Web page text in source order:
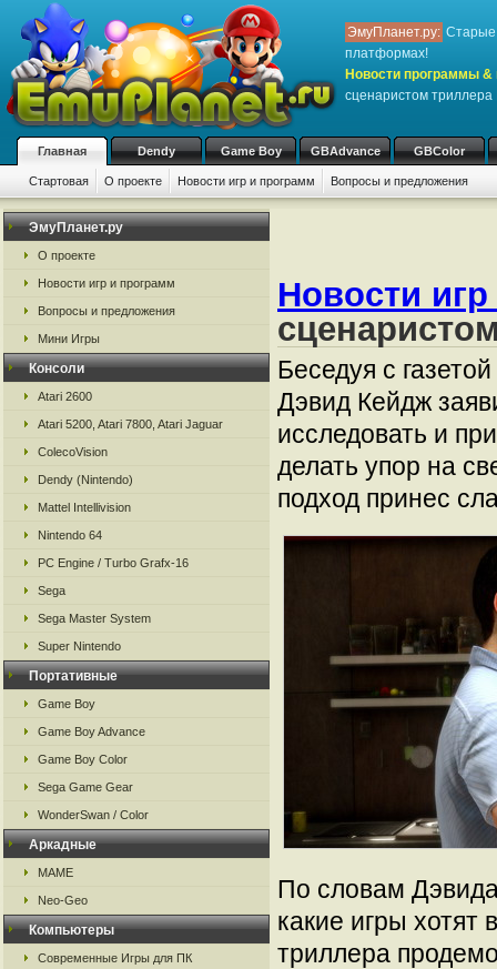
ЭмуПланет.ру: Старые
платформах!
Новости программы &
сценаристом триллера
Главная Dendy Game Boy GBAdvance GBColor
Стартовая О проекте Новости игр и программ Вопросы и предложения
ЭмуПланет.ру
О проекте
Новости игр и программ
Вопросы и предложения
Мини Игры
Консоли
Atari 2600
Atari 5200, Atari 7800, Atari Jaguar
ColecoVision
Dendy (Nintendo)
Mattel Intellivision
Nintendo 64
PC Engine / Turbo Grafx-16
Sega
Sega Master System
Super Nintendo
Портативные
Game Boy
Game Boy Advance
Game Boy Color
Sega Game Gear
WonderSwan / Color
Аркадные
MAME
Neo-Geo
Компьютеры
Современные Игры для ПК
Новости
Беседуя с газетой
Дэвид Кейдж
исследовать и
делать упор на
подход принес
По словам
какие игры хотят
триллера